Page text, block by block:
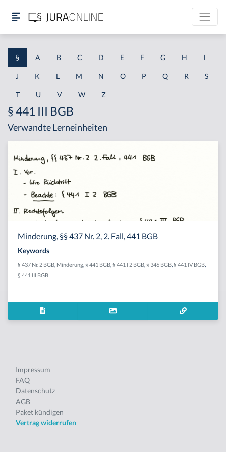
§ A B C D E F G H I
J K L M N O P Q R S
T U V W Z
§ 441 III BGB
Verwandte Lerneinheiten
Minderung, §§ 437 Nr. 2, 2. Fall, 441 BGB
Keywords
§ 437 Nr. 2 BGB Minderung § 441 BGB § 441 I 2 BGB § 346 BGB § 441 IV BGB
§ 441 III BGB
Impressum
FAQ
Datenschutz
AGB
Paket kündigen
Vertrag widerrufen